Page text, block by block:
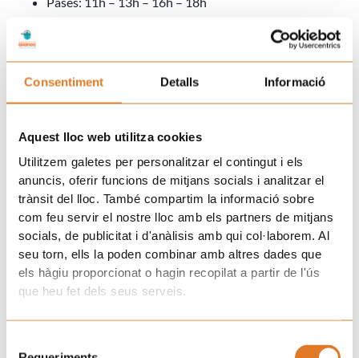
Consentiment Detalls Informació
Aquest lloc web utilitza cookies
Utilitzem galetes per personalitzar el contingut i els
anuncis, oferir funcions de mitjans socials i analitzar el
trànsit del lloc. També compartim la informació sobre
com feu servir el nostre lloc amb els partners de mitjans
socials, de publicitat i d'anàlisis amb qui col·laborem. Al
seu torn, ells la poden combinar amb altres dades que
els hàgiu proporcionat o hagin recopilat a partir de l'ús
que heu fet dels seus serveis.
Y también 20% de descuento en cafetería 50% de descuento
en el menú infantil para niños (hasta 14 años) en restaurante y
precio especial para adultos si llevas la gorra.
Disfruta de este día en el CosmoCaixa con entrada al museo +
actividad especial + descuentos cafetería y restaurante sólo
Gorra”. Plazas limitadas.
Prev
ANTERIOR
Presentación oficial de La Casa de los Xuklis e inauguración de la calle Joana Alemany y Patio de Pep Pla
SEGÜENT
Un símbolo que ya es de todos
Uneix-te a la família d'Afanoc
i la